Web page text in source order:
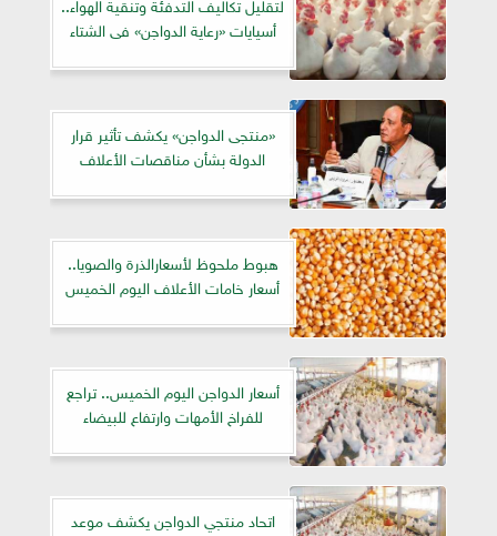
أسيايات «رعاية الدواجن» فى الشتاء
«منتجى الدواجن» يكشف تأثير قرار
الدولة بشأن مناقصات الأعلاف
هبوط ملحوظ لأسعارالذرة والصويا..
أسعار خامات الأعلاف اليوم الخميس
أسعار الدواجن اليوم الخميس.. تراجع
للفراخ الأمهات وارتفاع للبيضاء
اتحاد منتجي الدواجن يكشف موعد